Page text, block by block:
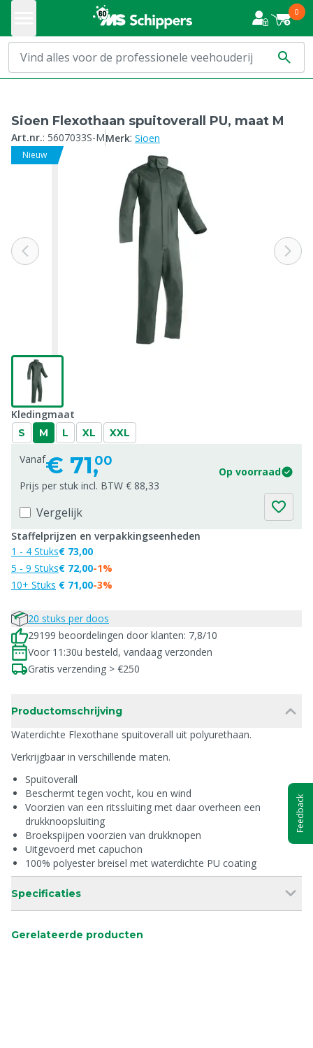
0
Sioen Flexothaan spuitoverall PU, maat M
Art.nr.: 5607033S-MMerk: Sioen
Nieuw
Kledingmaat
S M L XL XXL
Vanaf€ 71,00
Op voorraad
Prijs per stuk incl. BTW € 88,33
Vergelijk
Staffelprijzen en verpakkingseenheden
1 - 4 Stuks
5 - 9 Stuks
10+ Stuks
€ 73,00
€ 72,00
€ 71,00
-1%
-3%
20 stuks per doos
29199 beoordelingen door klanten: 7,8/10
Voor 11:30u besteld, vandaag verzonden
Gratis verzending > €250
Productomschrijving
Waterdichte Flexothane spuitoverall uit polyurethaan.
Verkrijgbaar in verschillende maten.
Spuitoverall
Beschermt tegen vocht, kou en wind
Voorzien van een ritssluiting met daar overheen een
drukknoopsluiting
Broekspijpen voorzien van drukknopen
Uitgevoerd met capuchon
100% polyester breisel met waterdichte PU coating
Specificaties
Gerelateerde producten
Feedback